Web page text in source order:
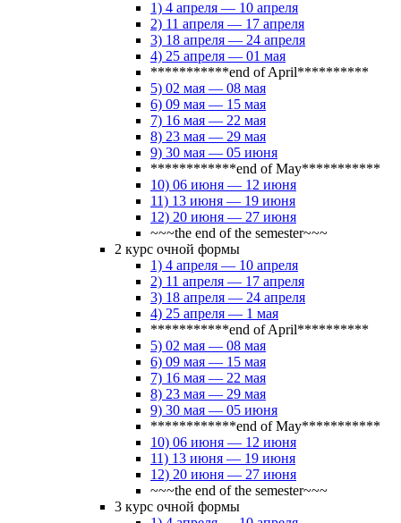
1) 4 апреля — 10 апреля
2) 11 апреля — 17 апреля
3) 18 апреля — 24 апреля
4) 25 апреля — 01 мая
***********end of April**********
5) 02 мая — 08 мая
6) 09 мая — 15 мая
7) 16 мая — 22 мая
8) 23 мая — 29 мая
9) 30 мая — 05 июня
************end of May***********
10) 06 июня — 12 июня
11) 13 июня — 19 июня
12) 20 июня — 27 июня
~~~the end of the semester~~~
2 курс очной формы
1) 4 апреля — 10 апреля
2) 11 апреля — 17 апреля
3) 18 апреля — 24 апреля
4) 25 апреля — 1 мая
***********end of April**********
5) 02 мая — 08 мая
6) 09 мая — 15 мая
7) 16 мая — 22 мая
8) 23 мая — 29 мая
9) 30 мая — 05 июня
************end of May***********
10) 06 июня — 12 июня
11) 13 июня — 19 июня
12) 20 июня — 27 июня
~~~the end of the semester~~~
3 курс очной формы